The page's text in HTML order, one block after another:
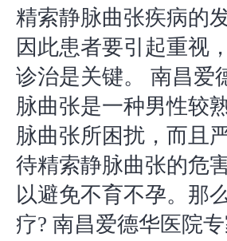
精索静脉曲张疾病的
因此患者要引起重视
诊治是关键。 南昌爱
脉曲张是一种男性较
脉曲张所困扰，而且
待精索静脉曲张的危
以避免不育不孕。那
疗? 南昌爱德华医院